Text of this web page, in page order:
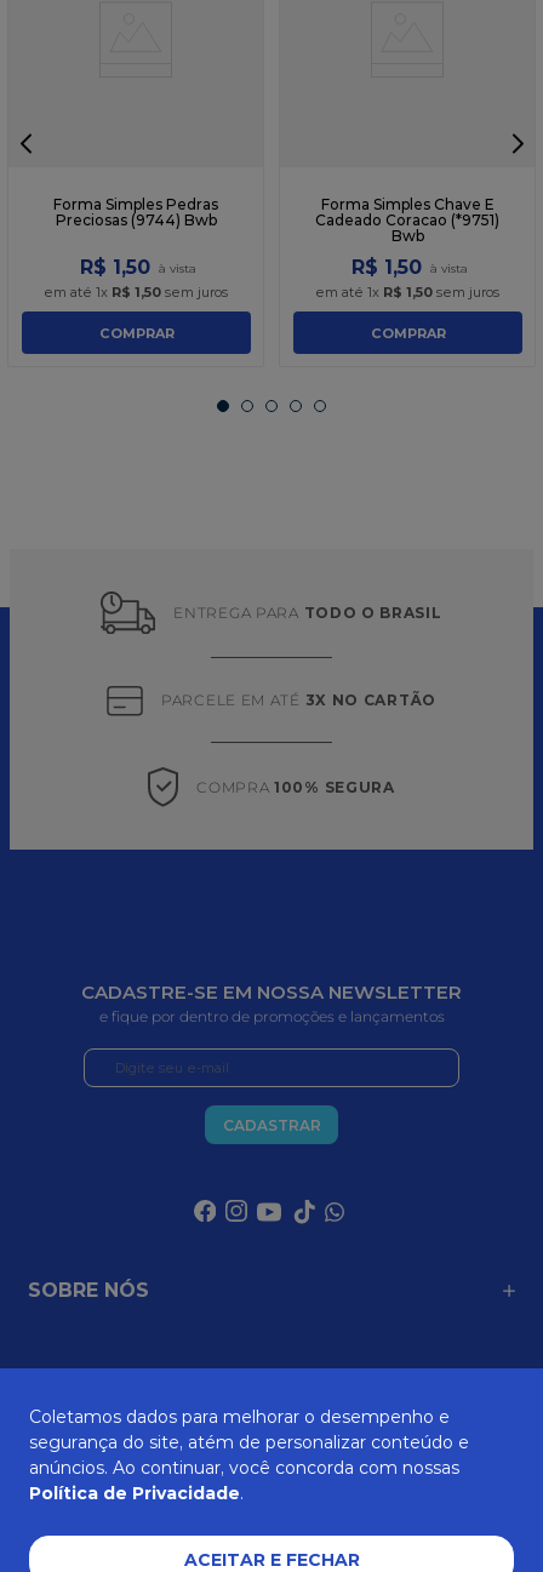
Forma Simples Pedras
Preciosas (9744) Bwb
R$ 1 ,50
em até 1x R$ 1,50 sem juros
COMPRAR
Forma Simples Chave E
Cadeado Coracao (*9751)
Bwb
R$ 1 ,50
em até 1x R$ 1,50 sem juros
COMPRAR
ENTREGA PARA TODO O BRASIL
PARCELE EM ATÉ 3X NO CARTÃO
COMPRA 100% SEGURA
CADASTRE-SE EM NOSSA NEWSLETTER
e fique por dentro de promoções e lançamentos
CADASTRAR
SOBRE NÓS
AJUDA E SUPORTE
Coletamos dados para melhorar o desempenho e
segurança do site, atém de personalizar conteúdo e
anúncios. Ao continuar, você concorda com nossas
Política de Privacidade.
ACEITAR E FECHAR